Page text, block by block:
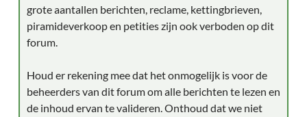
grote aantallen berichten, reclame, kettingbrieven,
piramideverkoop en petities zijn ook verboden op dit
forum.
Houd er rekening mee dat het onmogelijk is voor de
beheerders van dit forum om alle berichten te lezen en
de inhoud ervan te valideren. Onthoud dat we niet